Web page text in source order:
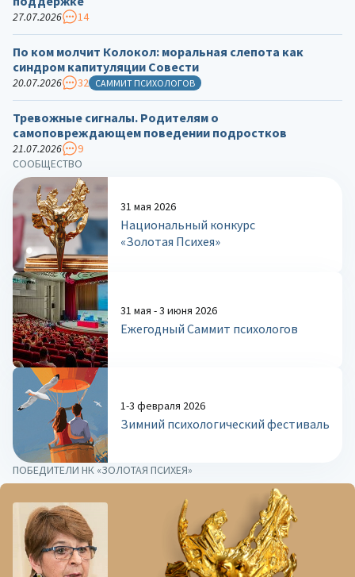
СООБЩЕСТВО
31 мая 2026
Национальный конкурс
«Золотая Психея»
31 мая - 3 июня 2026
Ежегодный Саммит психологов
1-3 февраля 2026
Зимний психологический фестиваль
27.07.2026 14
По ком молчит Колокол: моральная слепота как
синдром капитуляции Совести
20.07.2026 32 САММИТ ПСИХОЛОГОВ
Тревожные сигналы. Родителям о
самоповреждающем поведении подростков
21.07.2026 9
ПОБЕДИТЕЛИ НК «ЗОЛОТАЯ ПСИХЕЯ»